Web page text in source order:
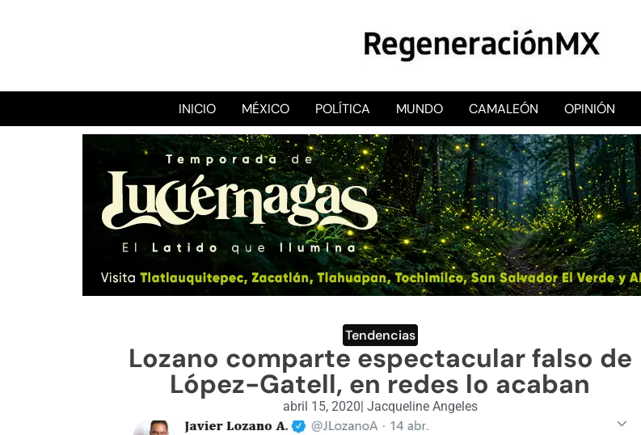
RegeneraciónMX
Sitio de noticias libre e independiente
INICIO MÉXICO POLÍTICA MUNDO CAMALEÓN OPINIÓN
Tendencias
Lozano comparte espectacular falso de
López-Gatell, en redes lo acaban
abril 15, 2020 Jacqueline Angeles